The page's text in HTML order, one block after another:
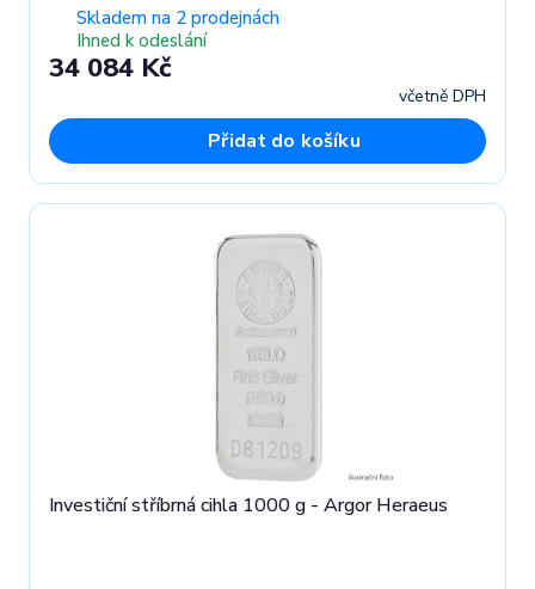
Skladem na 2 prodejnách
Ihned k odeslání
34 084 Kč
včetně DPH
Přidat do košíku
Investiční stříbrná cihla 1000 g - Argor Heraeus